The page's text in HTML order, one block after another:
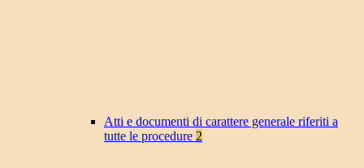
Atti e documenti di carattere generale riferiti a
tutte le procedure 2